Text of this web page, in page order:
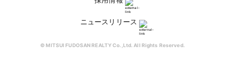
ニュースリリース
© MITSUI FUDOSAN REALTY Co.,Ltd. All Rights Reserved.